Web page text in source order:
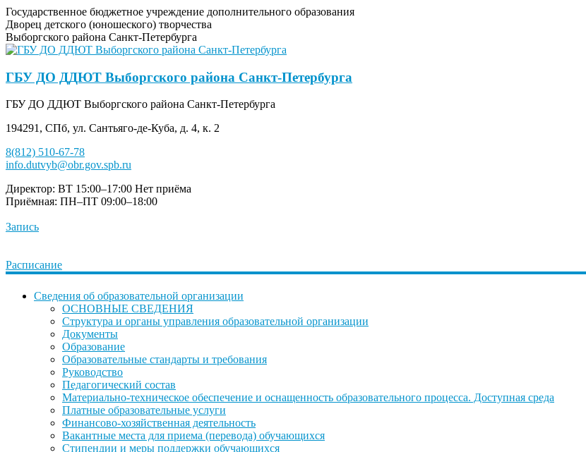
Государственное бюджетное учреждение дополнительного образования
Дворец детского (юношеского) творчества
Выборгского района Санкт-Петербурга
ГБУ ДО ДДЮТ Выборгского района Санкт-Петербурга
ГБУ ДО ДДЮТ Выборгского района Санкт-Петербурга
194291, СПб, ул. Сантьяго-де-Куба, д. 4, к. 2
8(812) 510-67-78
info.dutvyb@obr.gov.spb.ru
Директор: ВТ 15:00–17:00 Нет приёма
Приёмная: ПН–ПТ 09:00–18:00
Запись
Расписание
Сведения об образовательной организации
ОСНОВНЫЕ СВЕДЕНИЯ
Структура и органы управления образовательной организации
Документы
Образование
Образовательные стандарты и требования
Руководство
Педагогический состав
Материально-техническое обеспечение и оснащенность образовательного процесса. Доступная среда
Платные образовательные услуги
Финансово-хозяйственная деятельность
Вакантные места для приема (перевода) обучающихся
Стипендии и меры поддержки обучающихся